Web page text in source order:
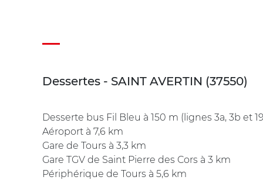
Dessertes - SAINT AVERTIN (37550)
Desserte bus Fil Bleu à 150 m (lignes 3a, 3b et
Aéroport à 7,6 km
Gare de Tours à 3,3 km
Gare TGV de Saint Pierre des Cors à 3 km
Périphérique de Tours à 5,6 km